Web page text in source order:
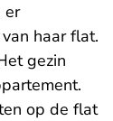
er
haar flat.
gezin
op de flat